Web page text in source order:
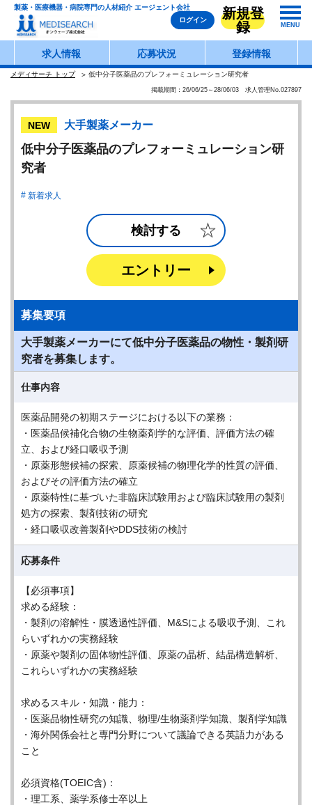
製薬・医療機器・病院専門の人材紹介 エージェント会社
ログイン
新規登
録
MENU
求人情報 応募状況 登録情報
メディサーチ トップ 低中分子医薬品のプレフォーミュレーション研究者
掲載期間：26/06/25～28/06/03 求人管理No.027897
NEW 大手製薬メーカー
低中分子医薬品のプレフォーミュレーション研
究者
新着求人
検討する
エントリー
募集要項
大手製薬メーカーにて低中分子医薬品の物性・製剤研
究者を募集します。
仕事内容
医薬品開発の初期ステージにおける以下の業務：
・医薬品候補化合物の生物薬剤学的な評価、評価方法の確
立、および経口吸収予測
・原薬形態候補の探索、原薬候補の物理化学的性質の評価、
およびその評価方法の確立
・原薬特性に基づいた非臨床試験用および臨床試験用の製剤
処方の探索、製剤技術の研究
・経口吸収改善製剤やDDS技術の検討
応募条件
【必須事項】
求める経験：
・製剤の溶解性・膜透過性評価、M&Sによる吸収予測、これ
らいずれかの実務経験
・原薬や製剤の固体物性評価、原薬の晶析、結晶構造解析、
これらいずれかの実務経験
求めるスキル・知識・能力：
・医薬品物性研究の知識、物理/生物薬剤学知識、製剤学知識
・海外関係会社と専門分野について議論できる英語力がある
こと
必須資格(TOEIC含)：
・理工系、薬学系修士卒以上